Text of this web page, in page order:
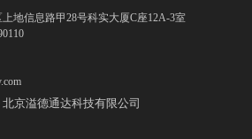
北京溢德通达科技有限公司
信息路甲28号科实大厦C座12A-3室